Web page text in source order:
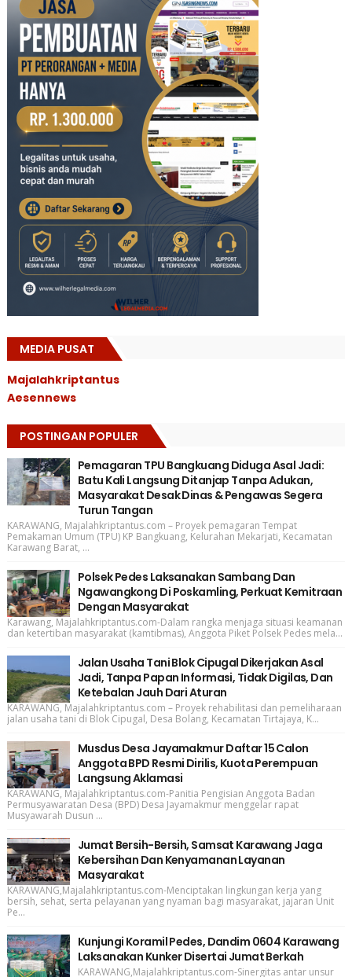
MEDIA PUSAT
Majalahkriptantus
Aesennews
POSTINGAN POPULER
Pemagaran TPU Bangkuang Diduga Asal Jadi:
Batu Kali Langsung Ditanjap Tanpa Adukan,
Masyarakat Desak Dinas & Pengawas Segera
Turun Tangan
KARAWANG, Majalahkriptantus.com – Proyek pemagaran Tempat
Pemakaman Umum (TPU) KP Bangkuang, Kelurahan Mekarjati, Kecamatan
Karawang Barat, ...
Polsek Pedes Laksanakan Sambang Dan
Ngawangkong Di Poskamling, Perkuat Kemitraan
Dengan Masyarakat
Karawang, Majalahkriptantus.com-Dalam rangka menjaga situasi keamanan
dan ketertiban masyarakat (kamtibmas), Anggota Piket Polsek Pedes mela...
Jalan Usaha Tani Blok Cipugal Dikerjakan Asal
Jadi, Tanpa Papan Informasi, Tidak Digilas, Dan
Ketebalan Jauh Dari Aturan
KARAWANG, Majalahkriptantus.com – Proyek rehabilitasi dan pemeliharaan
jalan usaha tani di Blok Cipugal, Desa Bolang, Kecamatan Tirtajaya, K...
Musdus Desa Jayamakmur Daftar 15 Calon
Anggota BPD Resmi Dirilis, Kuota Perempuan
Langsung Aklamasi
KARAWANG, Majalahkriptantus.com-Panitia Pengisian Anggota Badan
Permusyawaratan Desa (BPD) Desa Jayamakmur menggelar rapat
Musyawarah Dusun ...
Jumat Bersih-Bersih, Samsat Karawang Jaga
Kebersihan Dan Kenyamanan Layanan
Masyarakat
KARAWANG,Majalahkriptantus.com-Menciptakan lingkungan kerja yang
bersih, sehat, serta pelayanan yang nyaman bagi masyarakat, jajaran Unit
Pe...
Kunjungi Koramil Pedes, Dandim 0604 Karawang
Laksanakan Kunker Disertai Jumat Berkah
KARAWANG,Majalahkriptantus.com-Sinergitas antar unsur